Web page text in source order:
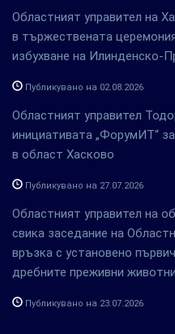
Областният управител на
в тържествената
избухване на Илинденско-
Публикувано на 02.08.2026
Областният управител
инициативата „ФорумИТ“
в област Хасково
Публикувано на 27.07.2026
Областният управител на
свика заседание на
връзка с установено
дребните преживни животни
Публикувано на 23.07.2026